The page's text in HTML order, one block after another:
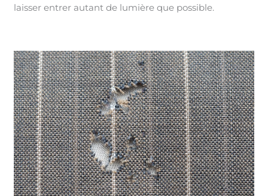
laisser entrer autant de lumière que possible.